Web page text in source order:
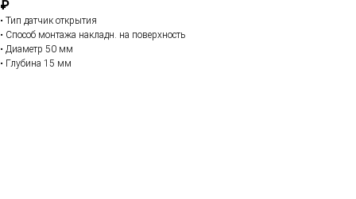
₽
• Тип датчик открытия
• Способ монтажа накладн. на поверхность
• Диаметр 50 мм
• Глубина 15 мм